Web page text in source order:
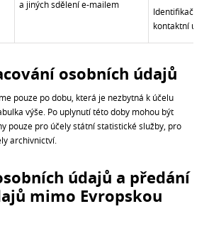
a jiných sdělení e-mailem
Identifikační
kontaktní
osobních údajů
pouze po dobu, která je nezbytná k účelu
výše. Po uplynutí této doby mohou být
pouze pro účely státní statistické služby, pro
archivnictví.
údajů a předání
mimo Evropskou